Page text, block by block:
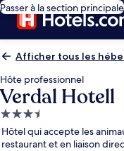
Passer à la section principale
Afficher tous les
Hôte professionnel
Verdal Hotell
Hébergement
3.5 étoiles
Hôtel qui accepte les
restaurant et en liaison